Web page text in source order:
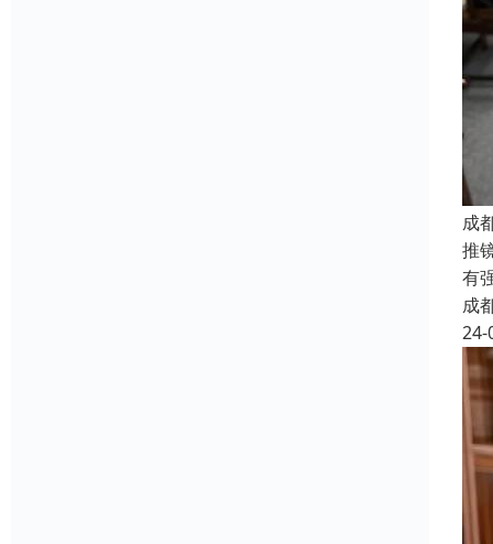
成
推
有
成
24-